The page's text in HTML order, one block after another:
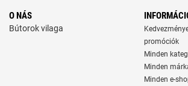
O NÁS
Bútorok vilaga
promóciók
Minden
Minden
Minden e-